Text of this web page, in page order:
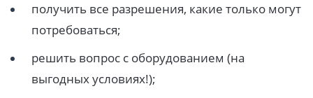
получить все разрешения, какие только могут
потребоваться;
решить вопрос с оборудованием (на
выгодных условиях!);